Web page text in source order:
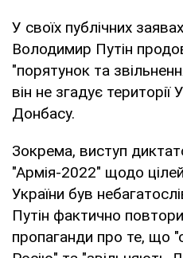
У своїх публічних
Володимир Путін
"порятунок та
він не згадує
Донбасу.
Зокрема, виступ
"Армія-2022" щодо
України був
Путін фактично
пропаганди про те, що